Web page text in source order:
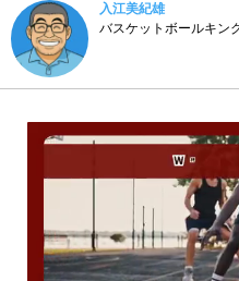
入江美紀雄
バスケットボールキン